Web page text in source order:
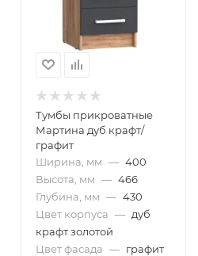
Тумбы прикроватные
Мартина дуб крафт/
графит
Ширина, мм — 400
Высота, мм — 466
Глубина, мм — 430
Цвет корпуса — дуб
крафт золотой
Цвет фасада — графит